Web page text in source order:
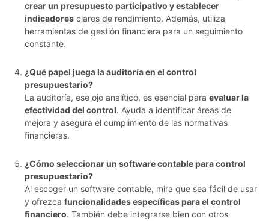
crear un presupuesto participativo y establecer
indicadores claros de rendimiento. Además, utiliza
herramientas de gestión financiera para un seguimiento
constante.
¿Qué papel juega la auditoría en el control
presupuestario?
La auditoría, ese ojo analítico, es esencial para evaluar la
efectividad del control. Ayuda a identificar áreas de
mejora y asegura el cumplimiento de las normativas
financieras.
¿Cómo seleccionar un software contable para control
presupuestario?
Al escoger un software contable, mira que sea fácil de usar
y ofrezca funcionalidades específicas para el control
financiero. También debe integrarse bien con otros